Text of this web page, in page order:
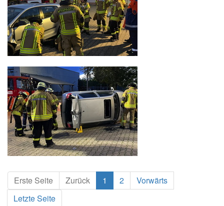
Erste Seite Zurück 1 2
Vorwärts
Letzte Seite